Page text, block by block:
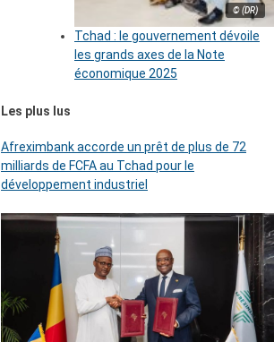
© (DR)
Tchad : le gouvernement dévoile
les grands axes de la Note
économique 2025
Les plus lus
Afreximbank accorde un prêt de plus de 72
milliards de FCFA au Tchad pour le
développement industriel